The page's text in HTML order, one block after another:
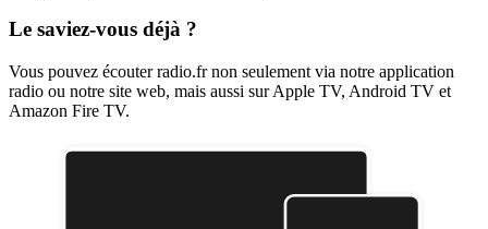
Le saviez-vous déjà ?
Vous pouvez écouter radio.fr non seulement via notre application
radio ou notre site web, mais aussi sur Apple TV, Android TV et
Amazon Fire TV.